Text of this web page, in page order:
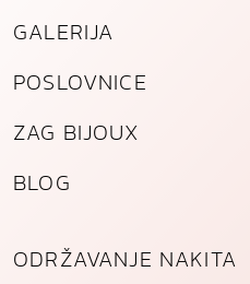
GALERIJA
POSLOVNICE
ZAG BIJOUX
BLOG
ODRŽAVANJE NAKITA